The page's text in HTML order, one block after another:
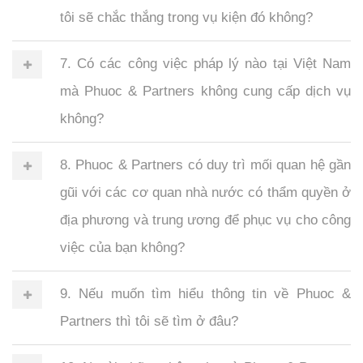
tôi sẽ chắc thắng trong vụ kiện đó không?
7. Có các công việc pháp lý nào tại Việt Nam
mà Phuoc & Partners không cung cấp dịch vụ
không?
8. Phuoc & Partners có duy trì mối quan hệ gần
gũi với các cơ quan nhà nước có thẩm quyền ở
địa phương và trung ương để phục vụ cho công
việc của bạn không?
9. Nếu muốn tìm hiểu thông tin về Phuoc &
Partners thì tôi sẽ tìm ở đâu?